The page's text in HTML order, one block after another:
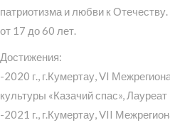
патриотизма и любви к
от 17 до 60 лет.
Достижения:
-2020 г., г.Кумертау, VI
культуры «Казачий спас»,
-2021 г., г.Кумертау, VII